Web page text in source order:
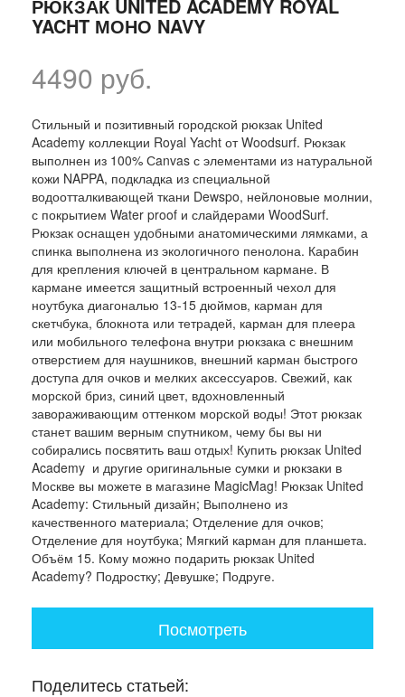
РЮКЗАК UNITED ACADEMY ROYAL
YACHT МОНО NAVY
4490 руб.
Cтильный и позитивный городской рюкзак United
Academy коллекции Royal Yacht от Woodsurf. Рюкзак
выполнен из 100% Сanvas с элементами из натуральной
кожи NAPPA, подкладка из специальной
водоотталкивающей ткани Dewspo, нейлоновые молнии,
с покрытием Water proof и слайдерами WoodSurf.
Рюкзак оснащен удобными анатомическими лямками, а
спинка выполнена из экологичного пенолона. Карабин
для крепления ключей в центральном кармане. В
кармане имеется защитный встроенный чехол для
ноутбука диагональю 13-15 дюймов, карман для
скетчбука, блокнота или тетрадей, карман для плеера
или мобильного телефона внутри рюкзака с внешним
отверстием для наушников, внешний карман быстрого
доступа для очков и мелких аксессуаров. Свежий, как
морской бриз, синий цвет, вдохновленный
завораживающим оттенком морской воды! Этот рюкзак
станет вашим верным спутником, чему бы вы ни
собирались посвятить ваш отдых! Купить рюкзак United
Academy и другие оригинальные сумки и рюкзаки в
Москве вы можете в магазине MagicMag! Рюкзак United
Academy: Стильный дизайн; Выполнено из
качественного материала; Отделение для очков;
Отделение для ноутбука; Мягкий карман для планшета.
Объём 15. Кому можно подарить рюкзак United
Academy? Подростку; Девушке; Подруге.
Посмотреть
Поделитесь статьей: